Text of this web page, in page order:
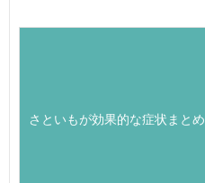
さといもが効果的な症状まとめ